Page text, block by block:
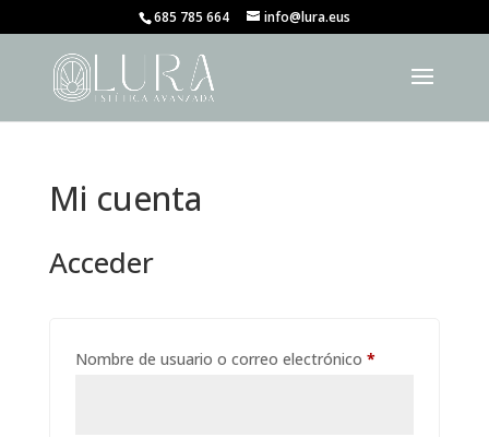
685 785 664 info@lura.eus
Mi cuenta
Acceder
Nombre de usuario o correo electrónico *Obligatorio